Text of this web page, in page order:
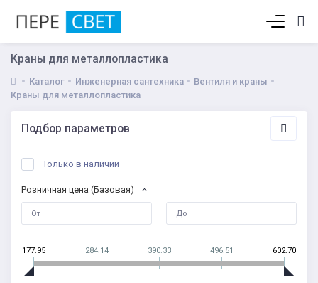
Краны для металлопластика
Каталог Инженерная сантехника
Вентиля и краны
Краны для металлопластика
Подбор параметров
Только в наличии
Розничная цена (Базовая)
177.95 284.14 390.33 496.51 602.70